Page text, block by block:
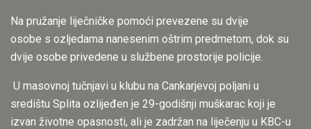
Na pružanje liječničke pomoći prevezene su dvije
osobe s ozljedama nanesenim oštrim predmetom, dok su
dvije osobe privedene u službene prostorije policije.
U masovnoj tučnjavi u klubu na Cankarjevoj poljani u
središtu Splita ozlijeđen je 29-godišnji muškarac koji je
izvan životne opasnosti, ali je zadržan na liječenju u KBC-u